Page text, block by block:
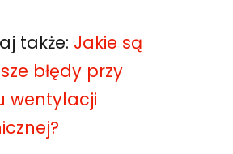
także: Jakie są
błędy przy
wentylacji